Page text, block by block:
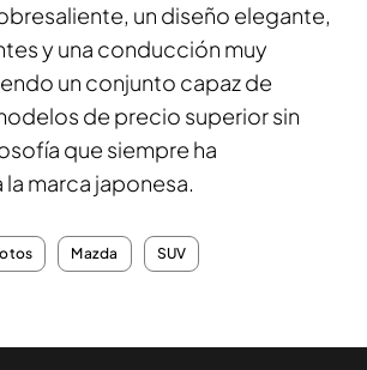
un diseño elegante,
y una conducción muy
un conjunto capaz de
de precio superior sin
que siempre ha
marca japonesa.
Mazda SUV